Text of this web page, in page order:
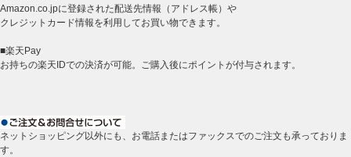
Amazon.co.jpに登録された配送先情報（アドレス帳）や
クレジットカード情報を利用してお買い物できます。
■楽天Pay
お持ちの楽天IDでの決済が可能。ご購入後にポイントが付与されます。
ネットショッピング以外にも、お電話またはファックスでのご注文も承っておりま
す。